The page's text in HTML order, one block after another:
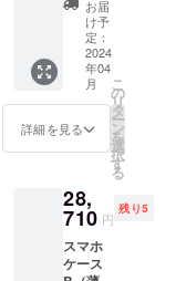
別価格
として
定価
29,000
円（税
抜）の
10％off
す。 リ
ターン
価格
は、税
込、送
漆付け
濃茶無
地革：
イタリ
ア製高
級牛革
商品サ
イズ
（約
17X10X
2 化粧
箱サイ
ズ（約
cm）：
お届
け予
定：
2024
年04
月
詳細を見る
こ
の
リ
タ
ー
ン
を
選
択
す
る
28,
710 円
残り5
スマホ
ケース